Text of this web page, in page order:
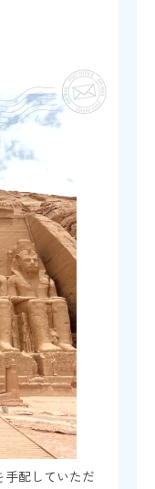
手配していただ